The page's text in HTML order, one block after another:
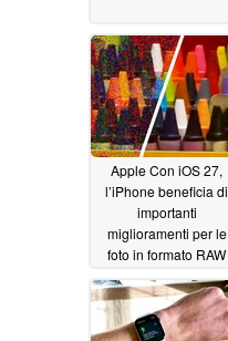
Apple Con iOS 27,
l’iPhone beneficia di
importanti
miglioramenti per le
foto in formato RAW
07/10/2026